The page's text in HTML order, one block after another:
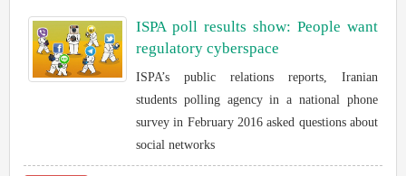
ISPA poll results show: People want
regulatory cyberspace
ISPA’s public relations reports, Iranian
students polling agency in a national phone
survey in February 2016 asked questions about
social networks